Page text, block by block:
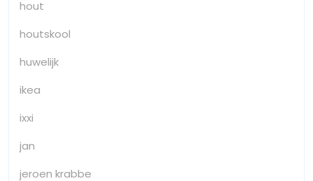
hout
houtskool
huwelijk
ikea
ixxi
jan
jeroen krabbe